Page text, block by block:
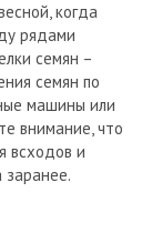
когда
рядами
семян –
семян по
машины или
внимание, что
всходов и
заранее.